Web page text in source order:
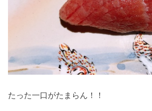
たった一口がたまらん！！